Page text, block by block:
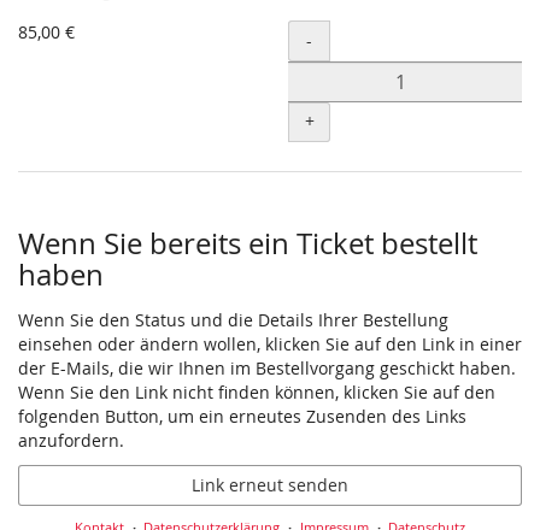
85,00 € Menge
-
+
Wenn Sie bereits ein Ticket bestellt
haben
Wenn Sie den Status und die Details Ihrer Bestellung
einsehen oder ändern wollen, klicken Sie auf den Link in einer
der E-Mails, die wir Ihnen im Bestellvorgang geschickt haben.
Wenn Sie den Link nicht finden können, klicken Sie auf den
folgenden Button, um ein erneutes Zusenden des Links
anzufordern.
Link erneut senden